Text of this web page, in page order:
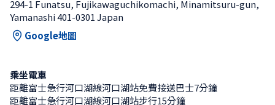
294-1 Funatsu, Fujikawaguchikomachi, Minamitsuru-gun,
Yamanashi 401-0301 Japan
Google地圖
乘坐電車
距離富士急行河口湖線河口湖站免費接送巴士7分鐘
距離富士急行河口湖線河口湖站步行15分鐘